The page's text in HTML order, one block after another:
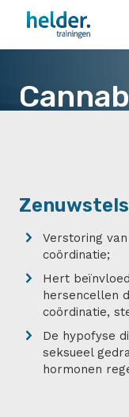
Verstoring
coördinatie;
Hert
hersencellen
coördinatie,
De hypofyse
seksueel
hormonen